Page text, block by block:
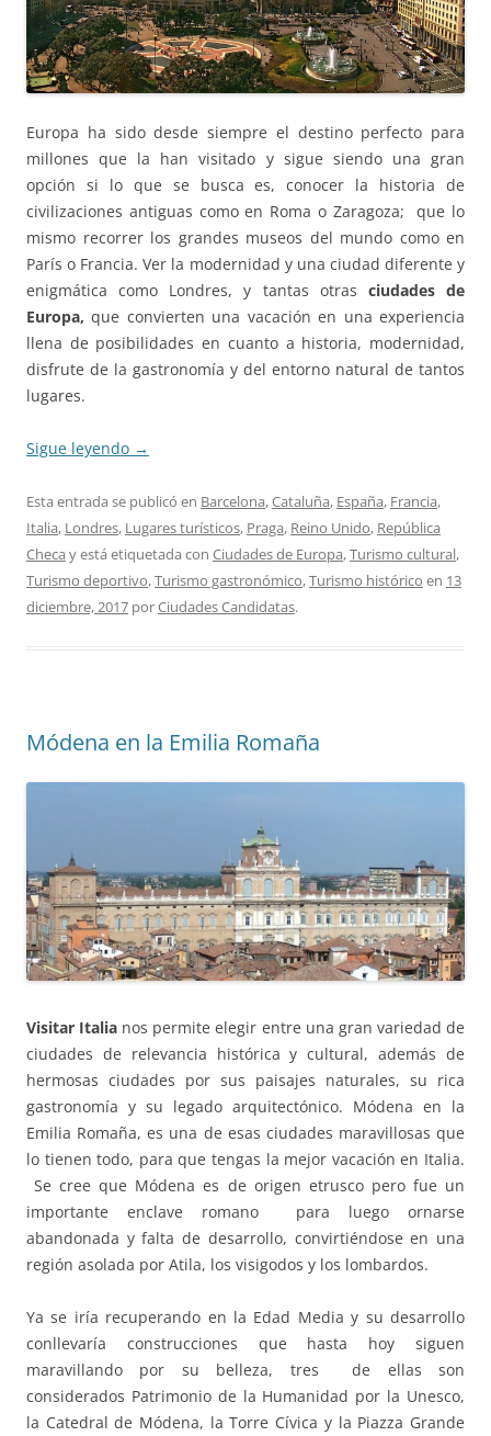
Europa ha sido desde siempre el destino perfecto para
millones que la han visitado y sigue siendo una gran
opción si lo que se busca es, conocer la historia de
civilizaciones antiguas como en Roma o Zaragoza; que lo
mismo recorrer los grandes museos del mundo como en
París o Francia. Ver la modernidad y una ciudad diferente y
enigmática como Londres, y tantas otras ciudades de
Europa,que convierten una vacación en una experiencia
llena de posibilidades en cuanto a historia, modernidad,
disfrute de la gastronomía y del entorno natural de tantos
lugares.
Sigue leyendo →
Esta entrada se publicó en Barcelona,Cataluña, España, Francia,
Italia, Londres, Lugares turísticos, Praga, Reino Unido, República
Checa y está etiquetada con Ciudades de Europa,Turismo cultural,
Turismo deportivo,Turismo gastronómico,Turismo histórico en 13
diciembre, 2017 porCiudades Candidatas.
Módena en la Emilia Romaña
Visitar Italia nos permite elegir entre una gran variedad de
ciudades de relevancia histórica y cultural, además de
hermosas ciudades por sus paisajes naturales, su rica
gastronomía y su legado arquitectónico. Módena en la
Emilia Romaña, es una de esas ciudades maravillosas que
lo tienen todo, para que tengas la mejor vacación en Italia.
Se cree que Módena es de origen etrusco pero fue un
importante enclave romano para luego ornarse
abandonada y falta de desarrollo, convirtiéndose en una
región asolada por Atila, los visigodos y los lombardos.
Ya se iría recuperando en la Edad Media y su desarrollo
conllevaría construcciones que hasta hoy siguen
maravillando por su belleza, tres de ellas son
considerados Patrimonio de la Humanidad por la Unesco,
la Catedral de Módena, la Torre Cívica y la Piazza Grande